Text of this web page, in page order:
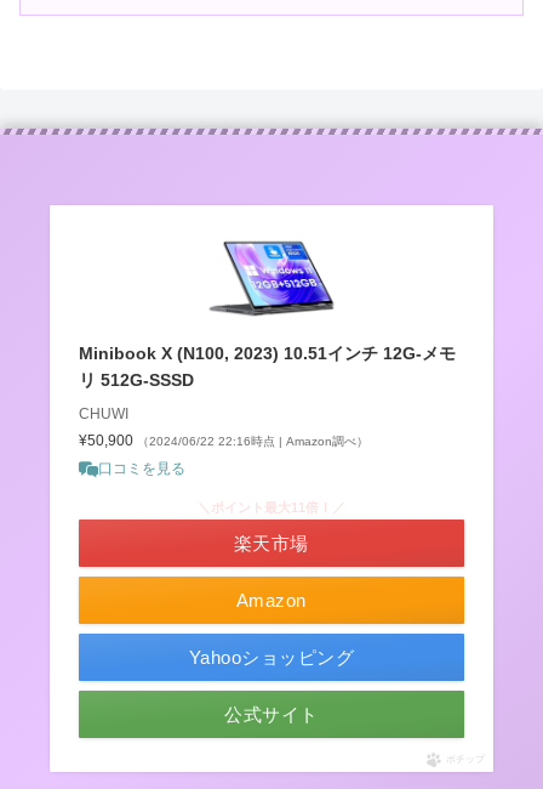
Minibook X (N100, 2023) 10.51インチ 12G-メモ
リ 512G-SSSD
CHUWI
¥50,900
（2024/06/22 22:16時点 | Amazon調べ）
口コミを見る
Amazon
＼ポイント最大11倍！／
楽天市場
Yahooショッピング
公式サイト
ポチップ